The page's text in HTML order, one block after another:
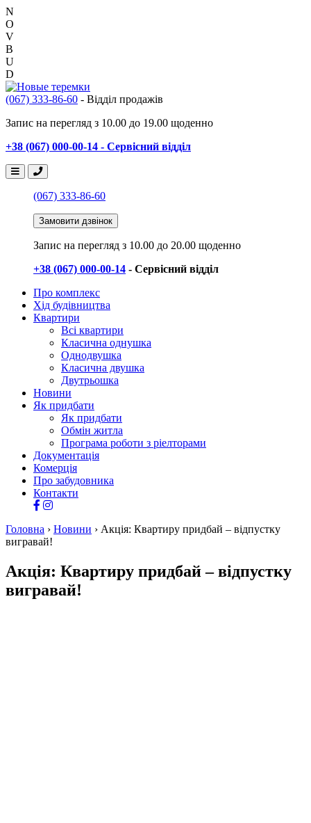
N
O
V
B
U
D
(067) 333-86-60 - Відділ продажів
Запис на перегляд з 10.00 до 19.00 щоденно
+38 (067) 000-00-14 - Сервісний відділ
(067) 333-86-60
Замовити дзвінок
Запис на перегляд з 10.00 до 20.00 щоденно
+38 (067) 000-00-14 - Сервісний відділ
Про комплекс
Хід будівництва
Квартири
Всі квартири
Класична однушка
Однодвушка
Класична двушка
Двутрьошка
Новини
Як придбати
Як придбати
Обмін житла
Програма роботи з ріелторами
Документація
Комерція
Про забудовника
Контакти
Головна › Новини › Акція: Квартиру придбай – відпустку
вигравай!
Акція: Квартиру придбай – відпустку
вигравай!